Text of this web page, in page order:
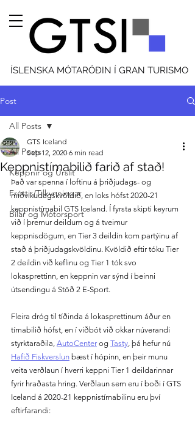
ÍSLENSKA MÓTARÖÐIN Í GRAN TURISMO
Post
All Posts
Keppnir og Úrslit
Fréttir/Tilkynningar
Bílar og Mótorsport
All Posts
Keppnistímabilið farið af stað!
GTS Iceland
Sep 12, 2020 6 min read
Það var spenna í loftinu á þriðjudags- og
miðvikudagskvöldið, en loks hófst 2020-21
keppnistímabil GTS Iceland. Í fyrsta skipti keyrum
við í þremur deildum og á tveimur
keppnisdögum, en Tier 3 deildin kom partýinu af
stað á þriðjudagskvöldinu. Kvöldið eftir tóku Tier
2 deildin við keflinu og Tier 1 tók svo
lokasprettinn, en keppnin var sýnd í beinni
útsendingu á Stöð 2 E-Sport.
Fleira dróg til tíðinda á lokasprettinum áður en
tímabilið hófst, en í viðbót við okkar núverandi
styrktaraðila, AutoCenter og Tasty, þá hefur nú
Hafið Fiskverslun bæst í hópinn, en þeir munu
veita verðlaun í hverri keppni Tier 1 deildarinnar
fyrir hraðasta hring. Verðlaun sem eru í boði í GTS
Iceland á 2020-21 keppnistímabilinu eru því
eftirfarandi: